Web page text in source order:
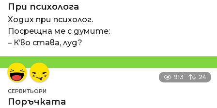
При психолога
Ходих при психолог.
Посрещна ме с думите:
– К’во става, луд?
913 24
СЕРВИТЬОРИ
Поръчката